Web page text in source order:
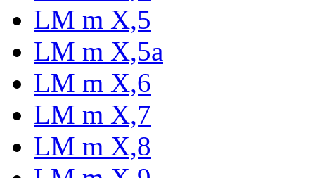
LM m X,5
LM m X,5a
LM m X,6
LM m X,7
LM m X,8